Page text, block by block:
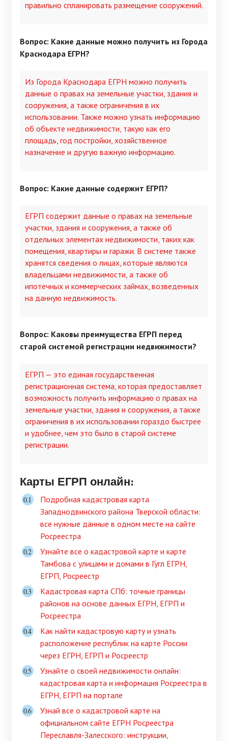
правильно спланировать размещение сооружений.
Вопрос: Какие данные можно получить из Города
Краснодара ЕГРН?
Из Города Краснодара ЕГРН можно получить
данные о правах на земельные участки, здания и
сооружения, а также ограничения в их
использовании. Также можно узнать информацию
об объекте недвижимости, такую как его
площадь, год постройки, хозяйственное
назначение и другую важную информацию.
Вопрос: Какие данные содержит ЕГРП?
ЕГРП содержит данные о правах на земельные
участки, здания и сооружения, а также об
отдельных элементах недвижимости, таких как
помещения, квартиры и гаражи. В системе также
хранятся сведения о лицах, которые являются
владельцами недвижимости, а также об
ипотечных и коммерческих займах, возведенных
на данную недвижимость.
Вопрос: Каковы преимущества ЕГРП перед
старой системой регистрации недвижимости?
ЕГРП — это единая государственная
регистрационная система, которая предоставляет
возможность получить информацию о правах на
земельные участки, здания и сооружения, а также
ограничения в их использовании гораздо быстрее
и удобнее, чем это было в старой системе
регистрации.
Карты ЕГРП онлайн:
Подробная кадастровая карта
Западнодвинского района Тверской области:
все нужные данные в одном месте на сайте
Росреестра
Узнайте все о кадастровой карте и карте
Тамбова с улицами и домами в Гугл ЕГРН,
ЕГРП, Росреестр
Кадастровая карта СПб: точные границы
районов на основе данных ЕГРН, ЕГРП и
Росреестра
Как найти кадастровую карту и узнать
расположение республик на карте России
через ЕГРН, ЕГРП и Росреестр
Узнайте о своей недвижимости онлайн:
кадастровая карта и информация Росреестра в
ЕГРН, ЕГРП на портале
Узнай все о кадастровой карте на
официальном сайте ЕГРН Росреестра
Переславля-Залесского: инструкции,